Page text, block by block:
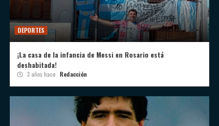
DEPORTES
¡La casa de la infancia de Messi en Rosario está
deshabitada!
3 años hace Redacción